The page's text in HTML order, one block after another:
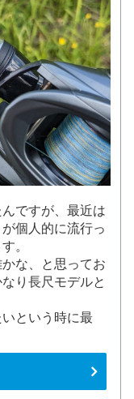
ですが、最近は
個人的に流行っ
。
な、と思ってお
り長尺モデルと
という時に最